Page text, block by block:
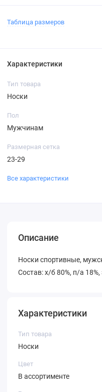
Таблица размеров
Характеристики
Тип товара
Носки
Пол
Мужчинам
Размерная сетка
23-29
Все характеристики
Описание
Носки спортивные,
Состав: х/б 80%, п/а 18%,
Характеристики
Тип товара
Носки
Цвет
В ассортименте